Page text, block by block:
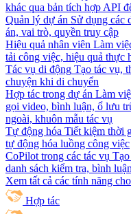
khác qua bản tích hợp API
Quản lý dự án Sử dụng các
án, vai trò, quyền truy cập
Hiệu quả nhân viên Làm
tải công việc, hiệu quả thực
Tác vụ di động Tạo tác vụ,
chuyện khi di chuyển
Hợp tác trong dự án Làm
gọi video, bình luận, ổ lưu
ngoài, khuôn mẫu tác vụ
Tự động hóa Tiết kiệm thời
tự động hóa luồng công việc
CoPilot trong các tác vụ
danh sách kiểm tra, bình luận
Xem tất cả các tính năng
Hợp tác